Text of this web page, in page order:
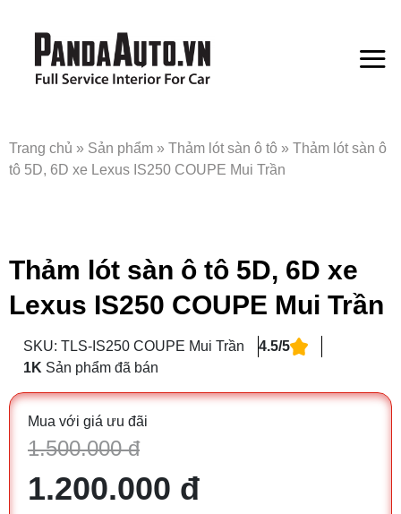
Trang chủ » Sản phẩm » Thảm lót sàn ô tô » Thảm lót sàn ô
tô 5D, 6D xe Lexus IS250 COUPE Mui Trần
Thảm lót sàn ô tô 5D, 6D xe
Lexus IS250 COUPE Mui Trần
SKU: TLS-IS250 COUPE Mui Trần
4.5/5
1K Sản phẩm đã bán
Mua với giá ưu đãi
1.500.000 đ
1.200.000 đ